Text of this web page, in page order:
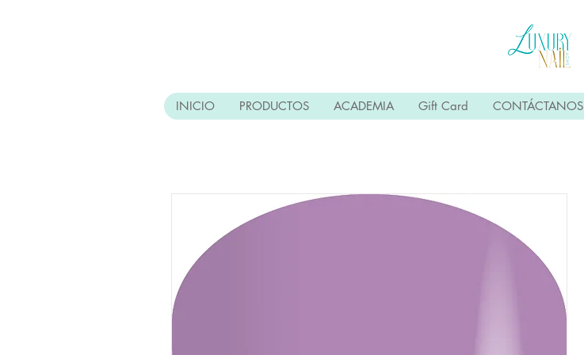
INICIO PRODUCTOS ACADEMIA Gift Card CONTÁCTANOS